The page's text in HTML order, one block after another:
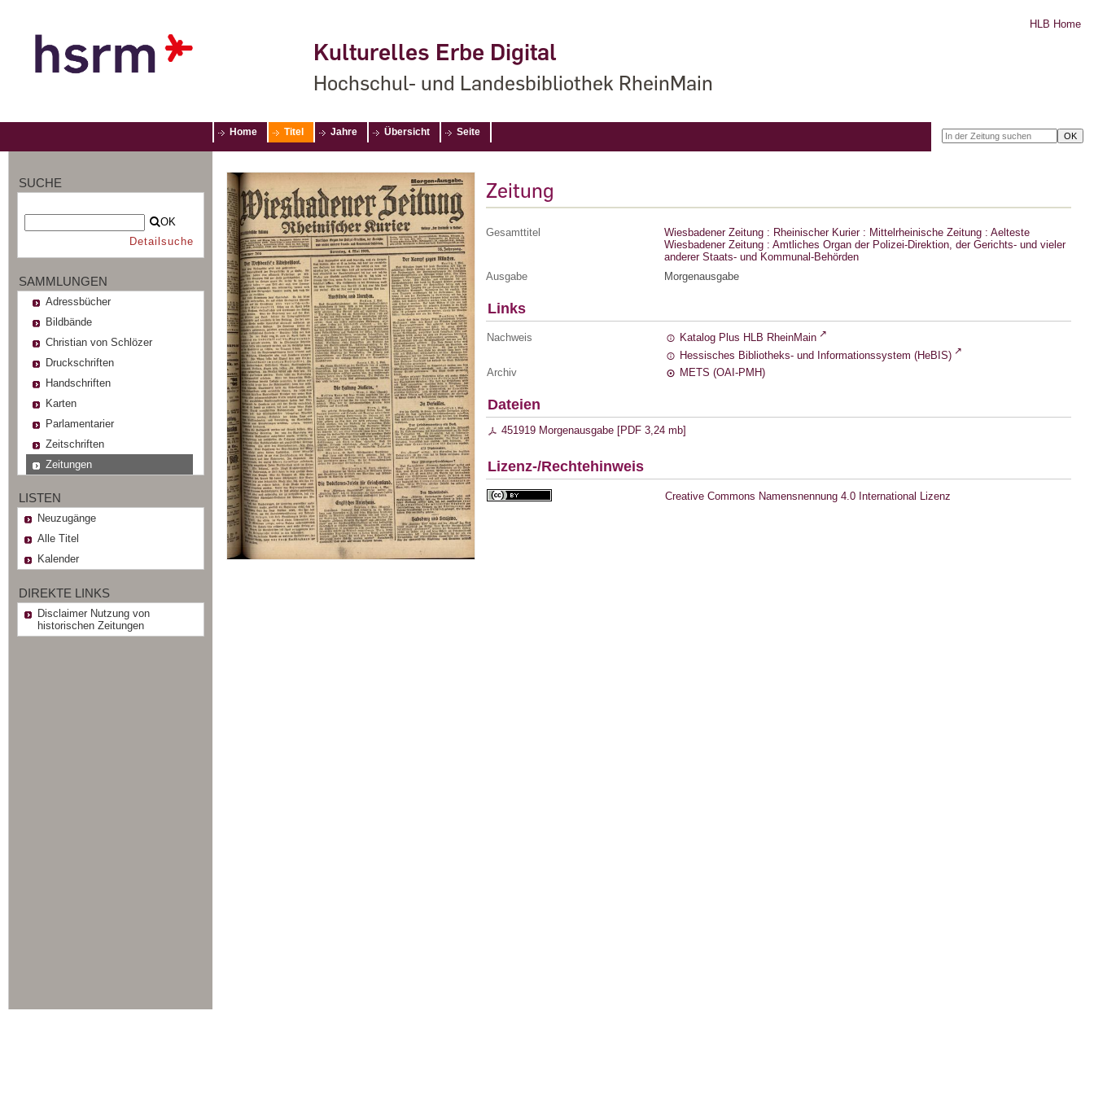
Kulturelles Erbe Digital
Hochschul- und Landesbibliothek RheinMain
HLB Home
Home Titel Jahre Übersicht Seite
SUCHE
OK
Detailsuche
SAMMLUNGEN
Adressbücher
Bildbände
Christian von Schlözer
Druckschriften
Handschriften
Karten
Parlamentarier
Zeitschriften
Zeitungen
LISTEN
Neuzugänge
Alle Titel
Kalender
DIREKTE LINKS
Disclaimer Nutzung von
historischen Zeitungen
Zeitung
Gesamttitel
Wiesbadener Zeitung : Rheinischer Kurier : Mittelrheinische Zeitung : Aelteste
Wiesbadener Zeitung : Amtliches Organ der Polizei-Direktion, der Gerichts- und vieler
anderer Staats- und Kommunal-Behörden
Ausgabe
Morgenausgabe
Links
Nachweis
Katalog Plus HLB RheinMain
Hessisches Bibliotheks- und Informationssystem (HeBIS)
Archiv
METS (OAI-PMH)
Dateien
451919 Morgenausgabe [PDF 3,24 mb]
Lizenz-/Rechtehinweis
Creative Commons Namensnennung 4.0 International Lizenz